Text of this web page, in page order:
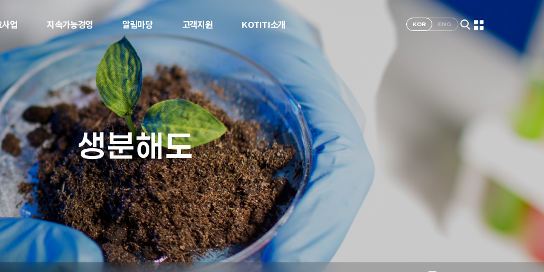
업 지속가능경영 알림마당 고객지원 KOTITI소개 KOR ENG
생분해도